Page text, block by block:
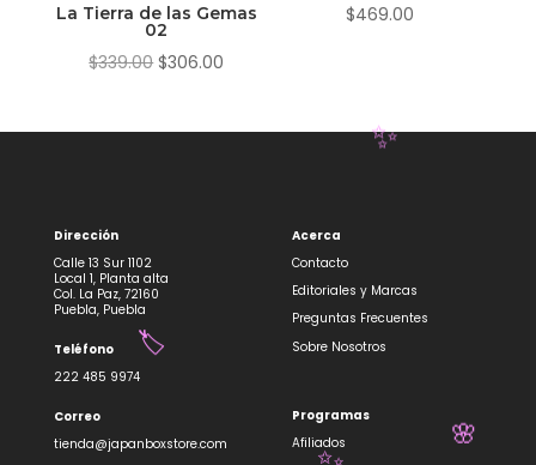
La Tierra de las Gemas
02
$339.00El
$306.00
$469.00
Dirección
Calle 13 Sur 1102
Local 1, Planta alta
Col. La Paz, 72160
Puebla, Puebla
Teléfono
222 485 9974
Correo
tienda@japanboxstore.com
Acerca
Contacto
Editoriales y Marcas
Preguntas Frecuentes
Sobre Nosotros
Programas
Afiliados
🏷️